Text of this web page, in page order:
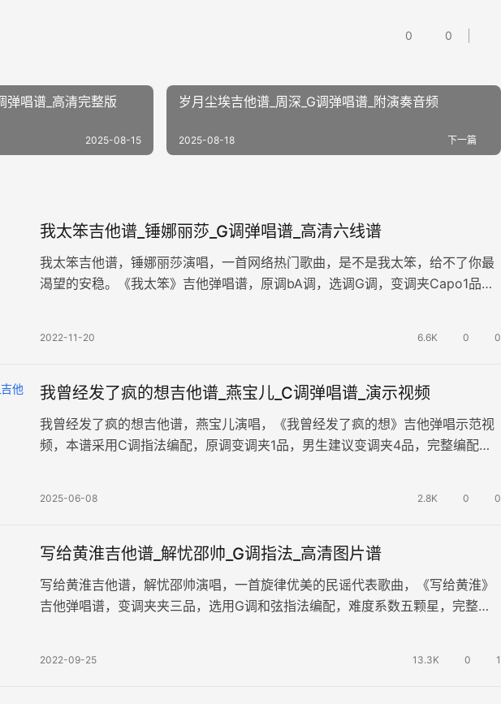
0 0
弹唱谱_高清完整版
2025-08-15
岁月尘埃吉他谱_周深_G调弹唱谱_附演奏音频
下一篇
2025-08-18
我太笨吉他谱_锤娜丽莎_G调弹唱谱_高清六线谱
我太笨吉他谱，锤娜丽莎演唱，一首网络热门歌曲，是不是我太笨，给不了你最
渴望的安稳。《我太笨》吉他弹唱谱，原调bA调，选调G调，变调夹Capo1品，
2022-11-20 6.6K 0 0
我曾经发了疯的想吉他谱_燕宝儿_C调弹唱谱_演示视频
我曾经发了疯的想吉他谱，燕宝儿演唱，《我曾经发了疯的想》吉他弹唱示范视
频，本谱采用C调指法编配，原调变调夹1品，男生建议变调夹4品，完整编配共3
2025-06-08 2.8K 0 0
写给黄淮吉他谱_解忧邵帅_G调指法_高清图片谱
写给黄淮吉他谱，解忧邵帅演唱，一首旋律优美的民谣代表歌曲，《写给黄淮》
吉他弹唱谱，变调夹夹三品，选用G调和弦指法编配，难度系数五颗星，完整版
2022-09-25 13.3K 0 1